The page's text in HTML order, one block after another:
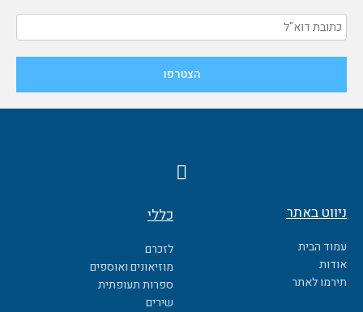
F
a
e
b
o
o
k
ניווט באתר
עמוד הבית
אודות
תירמו לאתר
כללי
לזכרם
מוזיאונים ואוספים
ספרות תעופתית
שירים